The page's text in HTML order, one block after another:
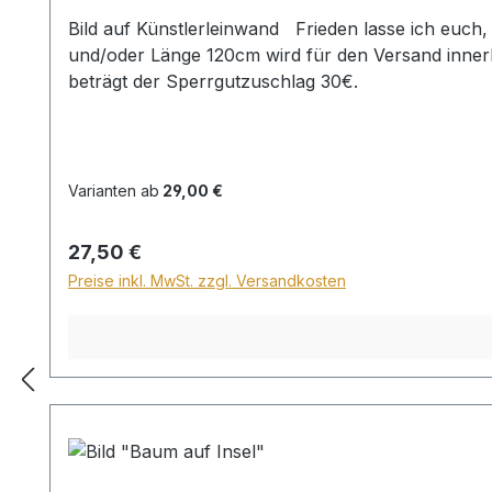
Bild auf Künstlerleinwand Frieden lasse ich
und/oder Länge 120cm wird für den Versand
beträgt der Sperrgutzuschlag 30€.
Varianten ab 29,00 €
Regulärer Preis:
27,50 €
Preise inkl. MwSt. zzgl. Versandkosten